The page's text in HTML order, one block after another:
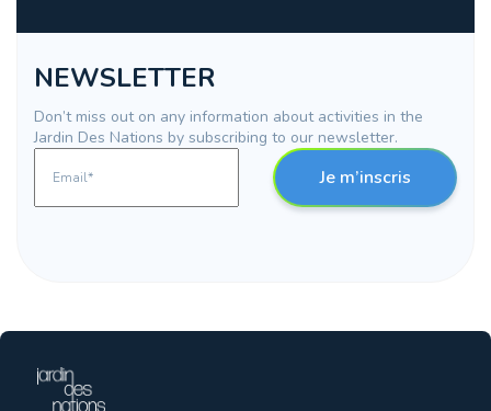
NEWSLETTER
Don’t miss out on any information about activities in the
Jardin Des Nations by subscribing to our newsletter.
Je m’inscris